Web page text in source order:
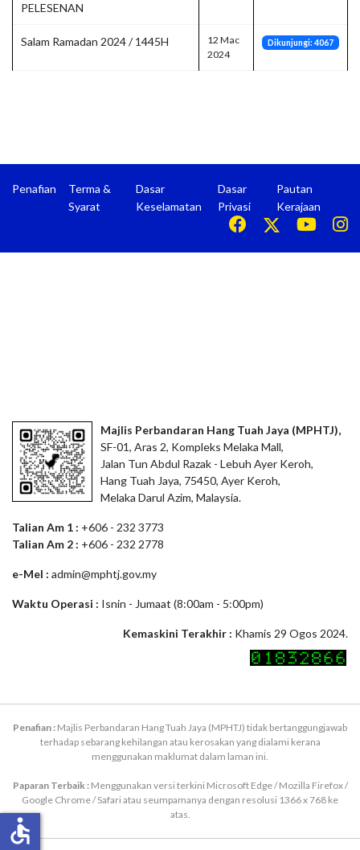
PELESENAN
Salam Ramadan 2024 / 1445H
12 Mac
2024
Dikunjungi: 4067
Penafian
Terma &
Syarat
Dasar
Keselamatan
Dasar
Privasi
Pautan
Kerajaan
Majlis Perbandaran Hang Tuah Jaya (MPHTJ),
SF-01, Aras 2, Kompleks Melaka Mall,
Jalan Tun Abdul Razak - Lebuh Ayer Keroh,
Hang Tuah Jaya, 75450, Ayer Keroh,
Melaka Darul Azim, Malaysia.
Talian Am 1 : +606 - 232 3773
Talian Am 2 : +606 - 232 2778
e-Mel : admin@mphtj.gov.my
Waktu Operasi : Isnin - Jumaat (8:00am - 5:00pm)
Kemaskini Terakhir : Khamis 29 Ogos 2024.
Penafian : Majlis Perbandaran Hang Tuah Jaya (MPHTJ) tidak bertanggungjawab
terhadap sebarang kehilangan atau kerosakan yang dialami kerana
menggunakan maklumat dalam laman ini.
Paparan Terbaik :Menggunakan versi terkini Microsoft Edge / Mozilla Firefox /
Google Chrome / Safari atau seumpamanya dengan resolusi 1366 x 768 ke
atas.
accessible